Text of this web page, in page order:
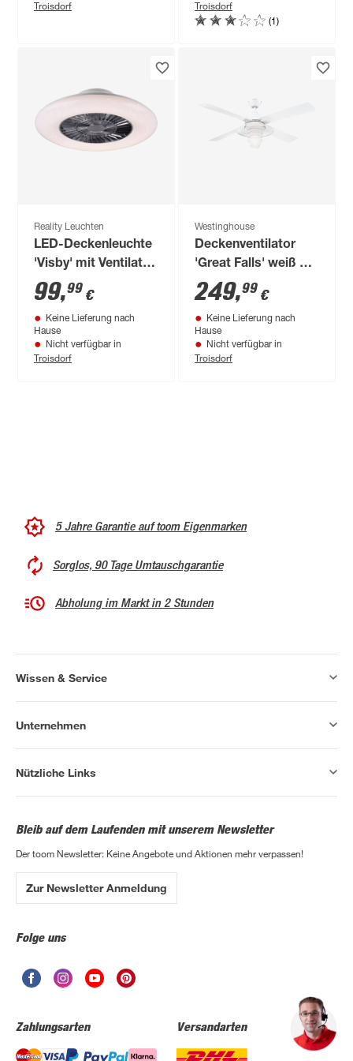
Troisdorf
Troisdorf
(1)
Reality Leuchten
LED-Deckenleuchte
'Visby' mit Ventilator
Ø 59,5 cm 40 W
99,99 €
Keine Lieferung nach
Hause
Nicht verfügbar in
Troisdorf
Westinghouse
Deckenventilator
'Great Falls' weiß Ø
132 cm
249,99 €
Keine Lieferung nach
Hause
Nicht verfügbar in
Troisdorf
5 Jahre Garantie auf toom Eigenmarken
Sorglos, 90 Tage Umtauschgarantie
Abholung im Markt in 2 Stunden
Wissen & Service
Unternehmen
Nützliche Links
Bleib auf dem Laufenden mit unserem Newsletter
Der toom Newsletter: Keine Angebote und Aktionen mehr verpassen!
Zur Newsletter Anmeldung
Folge uns
Zahlungsarten Versandarten